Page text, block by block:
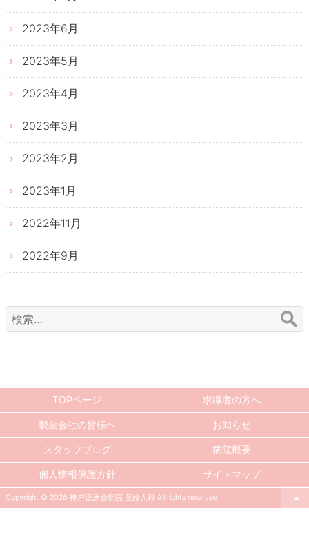
2023年6月
2023年5月
2023年4月
2023年3月
2023年2月
2023年1月
2022年11月
2022年9月
検
索:
Copyright © 2026 神戸徳洲会病院 産婦人科 All rights reserved.
TOPページ 求職者の方へ
製薬会社の皆様へ お知らせ
スタッフブログ 病院概要
個人情報保護方針 サイトマップ